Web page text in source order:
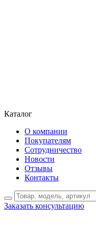
Каталог
О компании
Покупателям
Сотрудничество
Новости
Отзывы
Контакты
Заказать консультацию